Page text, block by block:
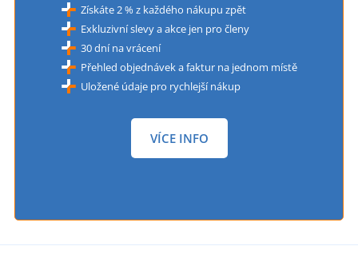
Získáte 2 % z každého nákupu zpět
Exkluzivní slevy a akce jen pro členy
30 dní na vrácení
Přehled objednávek a faktur na jednom místě
Uložené údaje pro rychlejší nákup
VÍCE INFO